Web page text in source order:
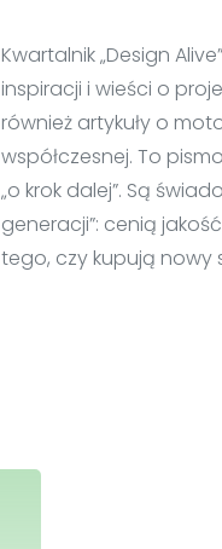
Kwartalnik „Design
inspiracji i wieści o
również artykuły o
współczesnej. To
„o krok dalej”. Są
generacji”: cenią
tego, czy kupują nowy